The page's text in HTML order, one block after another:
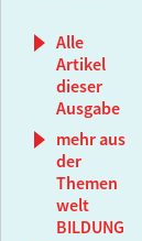
Alle
Artikel
dieser
Ausgabe
mehr aus
der
Themen
welt
BILDUNG